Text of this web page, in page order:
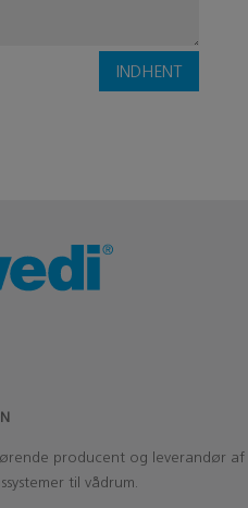
INDHENT
producent og leverandør af
til vådrum.